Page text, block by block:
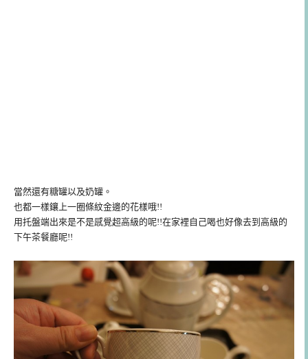
當然還有糖罐以及奶罐。
也都一樣鑲上一圈條紋金邊的花樣哦!!
用托盤端出來是不是感覺超高級的呢!!在家裡自己喝也好像去到高級的
下午茶餐廳呢!!